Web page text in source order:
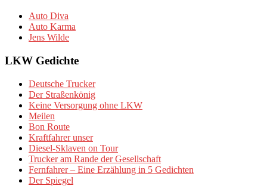
Auto Diva
Auto Karma
Jens Wilde
LKW Gedichte
Deutsche Trucker
Der Straßenkönig
Keine Versorgung ohne LKW
Meilen
Bon Route
Kraftfahrer unser
Diesel-Sklaven on Tour
Trucker am Rande der Gesellschaft
Fernfahrer – Eine Erzählung in 5 Gedichten
Der Spiegel